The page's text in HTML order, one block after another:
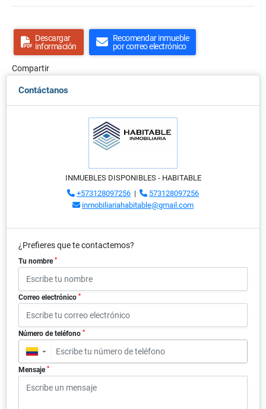
Descargar
información
Recomendar inmueble
por correo electrónico
Compartir
Contáctanos
INMUEBLES DISPONIBLES - HABITABLE
+573128097256 |
573128097256
inmobiliariahabitable@gmail.com
¿Prefieres que te contactemos?
Tu nombre *
Correo electrónico *
Número de teléfono *
▼
Mensaje *